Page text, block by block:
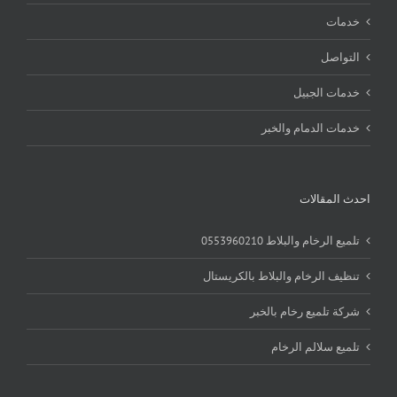
خدمات
التواصل
خدمات الجبيل
خدمات الدمام والخبر
احدث المقالات
تلميع الرخام والبلاط 0553960210
تنظيف الرخام والبلاط بالكريستال
شركة تلميع رخام بالخبر
تلميع سلالم الرخام